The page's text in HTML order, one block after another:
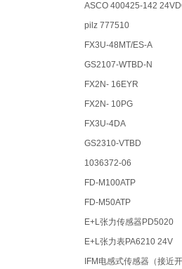
ASCO 400425-142
pilz 777510
FX3U-48MT/ES-A
GS2107-WTBD-N
FX2N- 16EYR
FX2N- 10PG
FX3U-4DA
GS2310-VTBD
1036372-06
FD-M100ATP
FD-M50ATP
E+L张力传感器PD5020
E+L张力表PA6210 24V
IFM电感式传感器（接近